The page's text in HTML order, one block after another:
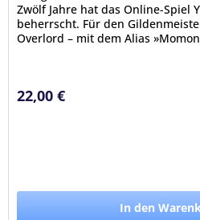
Zwölf Jahre hat das Online-Spiel
beherrscht. Für den
Overlord – mit dem Alias
22,00 €
In den